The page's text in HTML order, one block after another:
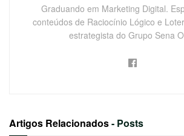
Graduando em Marketing Digital.
conteúdos de Raciocínio Lógico e
estrategista do Grupo Sena
Artigos Relacionados- Posts